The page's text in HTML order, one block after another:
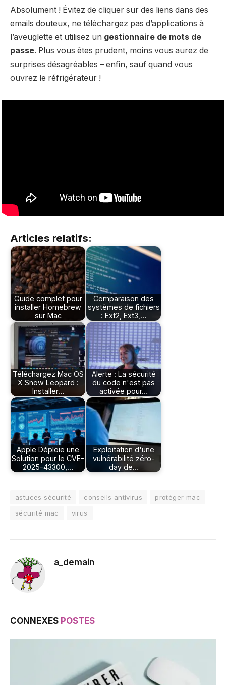
Absolument ! Évitez de cliquer sur des liens dans des
emails douteux, ne téléchargez pas d’applications à
l’aveuglette et utilisez un gestionnaire de mots de
passe. Plus vous êtes prudent, moins vous aurez de
surprises désagréables – enfin, sauf quand vous
ouvrez le réfrigérateur !
Articles relatifs:
Guide complet pour
installer Homebrew
sur Mac
Comparaison des
systèmes de fichiers
: Ext2, Ext3,…
Téléchargez Mac OS
X Snow Leopard :
Installer…
Alerte : La sécurité
du code n'est pas
activée pour…
Apple Déploie une
Solution pour le CVE-
2025-43300,…
Exploitation d'une
vulnérabilité zéro-
day de…
astuces sécurité conseils antivirus
protéger mac
sécurité mac
virus
a_demain
CONNEXES POSTES